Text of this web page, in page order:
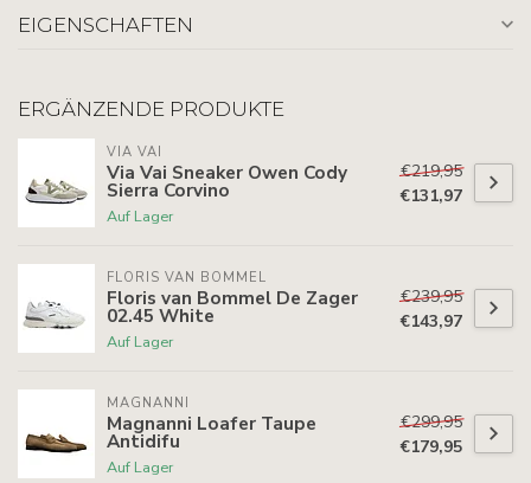
EIGENSCHAFTEN
ERGÄNZENDE PRODUKTE
VIA VAI
Via Vai Sneaker Owen Cody
Sierra Corvino
Auf Lager
€219,95
€131,97
FLORIS VAN BOMMEL
Floris van Bommel De Zager
02.45 White
Auf Lager
€239,95
€143,97
MAGNANNI
Magnanni Loafer Taupe
Antidifu
Auf Lager
€299,95
€179,95